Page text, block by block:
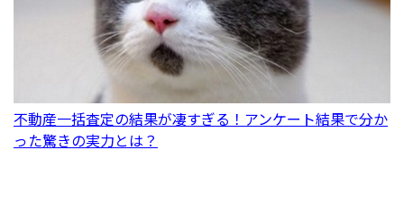
不動産一括査定の結果が凄すぎる！アンケート結果で分か
った驚きの実力とは？